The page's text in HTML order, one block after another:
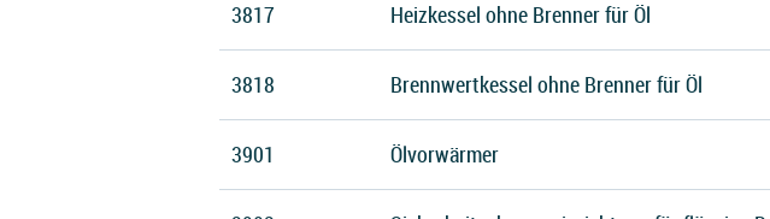
3817 Heizkessel ohne Brenner für Öl
3818 Brennwertkessel ohne Brenner für Öl
3901 Ölvorwärmer